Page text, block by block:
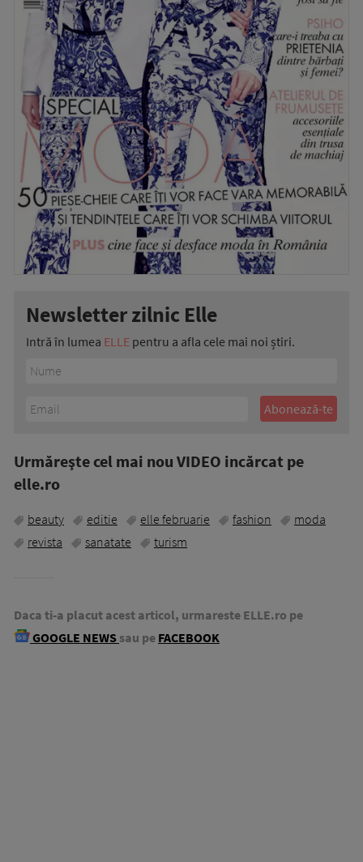
Newsletter zilnic Elle
Intră în lumea ELLE pentru a afla cele mai noi știri.
Urmăreşte cel mai nou VIDEO incărcat pe
elle.ro
beauty editie elle februarie fashion
moda
revista
sanatate turism
Daca ti-a placut acest articol, urmareste ELLE.ro pe
GOOGLE NEWS sau pe FACEBOOK